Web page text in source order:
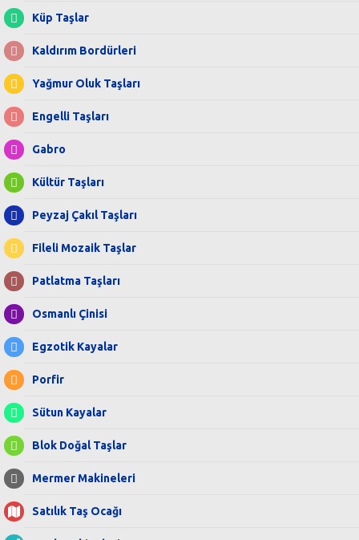
Küp Taşlar
Kaldırım Bordürleri
Yağmur Oluk Taşları
Engelli Taşları
Gabro
Kültür Taşları
Peyzaj Çakıl Taşları
Fileli Mozaik Taşlar
Patlatma Taşları
Osmanlı Çinisi
Egzotik Kayalar
Porfir
Sütun Kayalar
Blok Doğal Taşlar
Mermer Makineleri
Satılık Taş Ocağı